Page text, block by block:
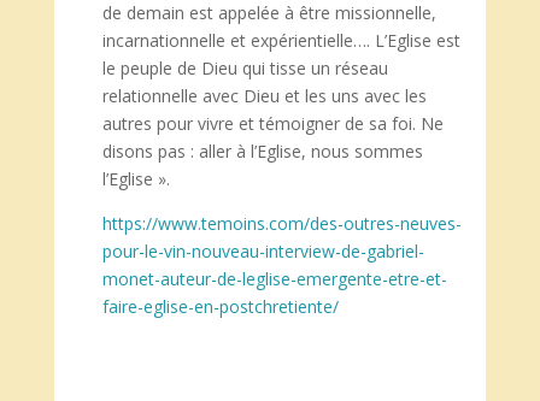
de demain est appelée à être missionnelle,
incarnationnelle et expérientielle…. L’Eglise est
le peuple de Dieu qui tisse un réseau
relationnelle avec Dieu et les uns avec les
autres pour vivre et témoigner de sa foi. Ne
disons pas : aller à l’Eglise, nous sommes
l’Eglise ».
https://www.temoins.com/des-outres-neuves-
pour-le-vin-nouveau-interview-de-gabriel-
monet-auteur-de-leglise-emergente-etre-et-
faire-eglise-en-postchretiente/